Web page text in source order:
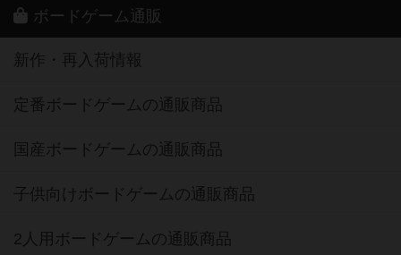
ボードゲーム通販
新作・再入荷情報
定番ボードゲームの通販商品
国産ボードゲームの通販商品
子供向けボードゲームの通販商品
2人用ボードゲームの通販商品